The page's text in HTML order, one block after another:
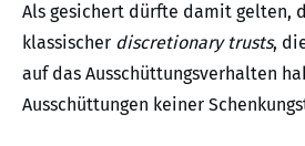
Als gesichert dürfte damit gelten,
klassischer discretionary trusts,
auf das Ausschüttungsverhalten
Ausschüttungen keiner